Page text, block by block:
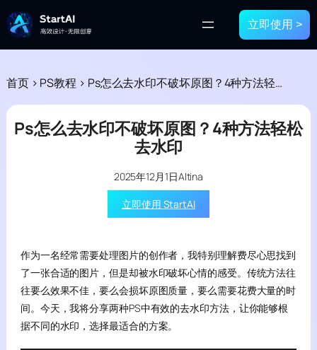
立即使用 >
首页 > PS教程 > Ps怎么去水印不破坏原图？4种方法轻松去水印
Ps怎么去水印不破坏原图？4种方法轻松
去水印
2025年12月1日Altina
立即使用 StartAI
作为一名经常需要处理图片的创作者，我特别理解费尽心思找到
了一张合适的图片，但是却被水印破坏心情的感受。传统方法往
往要么效果不佳，要么会损坏原图质量，要么需要花费大量的时
间。今天，我将分享两种PS中有效的去水印方法，让你能够根
据不同的水印，选择最适合的方案。